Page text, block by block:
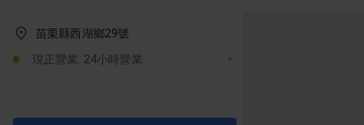
苗栗縣西湖鄉29號
現正營業: 24小時營業